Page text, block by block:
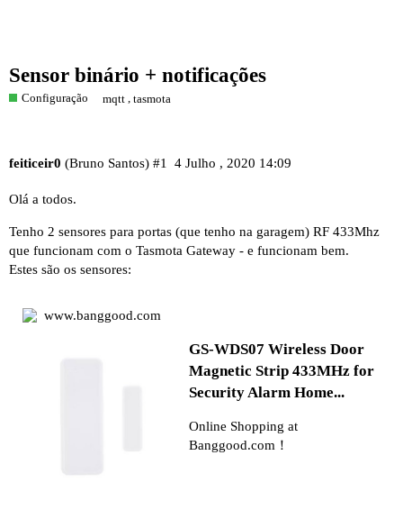
Sensor binário + notificações
Configuração mqtt ,tasmota
feiticeir0 (Bruno Santos) 4 Julho , 2020 14:09
#1
Olá a todos.
Tenho 2 sensores para portas (que tenho na garagem) RF 433Mhz
que funcionam com o Tasmota Gateway - e funcionam bem.
Estes são os sensores:
www.banggood.com
GS-WDS07 Wireless Door
Magnetic Strip 433MHz for
Security Alarm Home...
Online Shopping at
Banggood.com！